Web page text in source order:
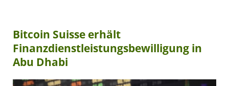
Bitcoin Suisse erhält
Finanzdienstleistungsbewilligung in
Abu Dhabi